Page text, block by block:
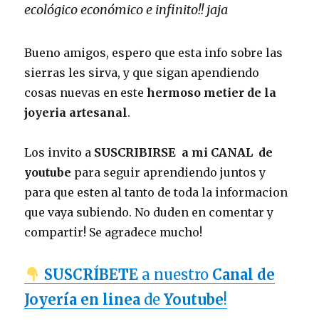
ecológico económico e infinito!! jaja
Bueno amigos, espero que esta info sobre las
sierras les sirva, y que sigan apendiendo
cosas nuevas en estehermoso metier de la
joyeria artesanal.
Los invito a SUSCRIBIRSE a mi CANAL de
youtube para seguir aprendiendo juntos y
para que esten al tanto de toda la informacion
que vaya subiendo. No duden en comentar y
compartir! Se agradece mucho!
SUSCRÍBETE a nuestro Canal de
Joyería en linea deYoutube!